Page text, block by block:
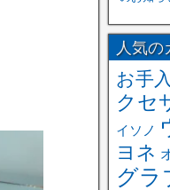
人気の
お手
クセ
イソノ
ヨネ
グラ